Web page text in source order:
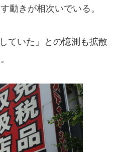
動きが相次いでいる。
ていた」との憶測も拡散